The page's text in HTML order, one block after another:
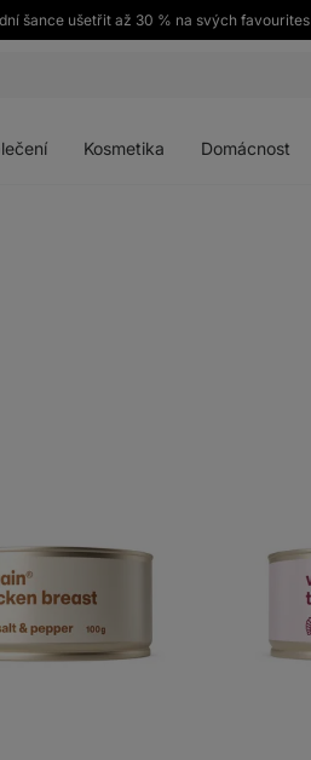
šance ušetřit až 30 % na svých favourites
Kosmetika Domácnost